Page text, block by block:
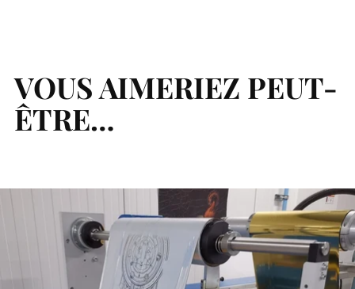
votre
panier
VOUS AIMERIEZ PEUT-
ÊTRE…